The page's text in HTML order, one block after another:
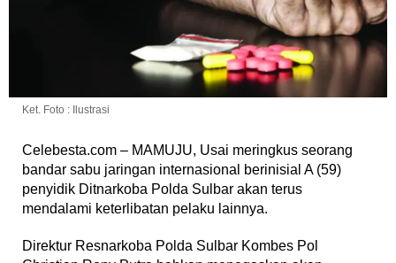
Ket. Foto : Ilustrasi
Celebesta.com – MAMUJU, Usai meringkus seorang
bandar sabu jaringan internasional berinisial A (59)
penyidik Ditnarkoba Polda Sulbar akan terus
mendalami keterlibatan pelaku lainnya.
Direktur Resnarkoba Polda Sulbar Kombes Pol